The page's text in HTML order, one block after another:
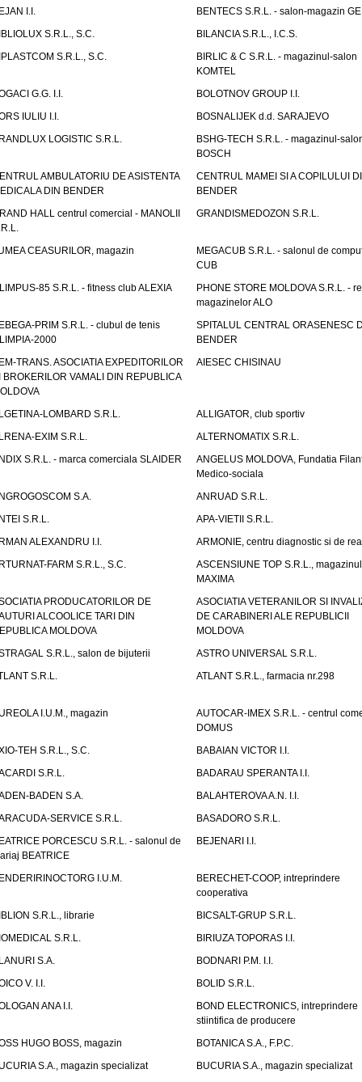
I.I.
BENTECS S.R.L. - salon-magazin
S.R.L., S.C.
BILANCIA S.R.L., I.C.S.
S.R.L., S.C.
BIRLIC & C S.R.L. - magazinul-salon
KOMTEL
G.G. I.I.
BOLOTNOV GROUP I.I.
IULIU I.I.
BOSNALIJEK d.d. SARAJEVO
LOGISTIC S.R.L.
BSHG-TECH S.R.L. - magazinul-
BOSCH
AMBULATORIU DE ASISTENTA
DIN BENDER
CENTRUL MAMEI SI A COPILULUI
BENDER
HALL centrul comercial - MANOLII
GRANDISMEDOZON S.R.L.
CEASURILOR, magazin
MEGACUB S.R.L. - salonul de
CUB
85 S.R.L. - fitness club ALEXIA
PHONE STORE MOLDOVA S.R.L. -
magazinelor ALO
PRIM S.R.L. - clubul de tenis
2000
SPITALUL CENTRAL ORASENESC
BENDER
TRANS. ASOCIATIA EXPEDITORILOR
BROKERILOR VAMALI DIN REPUBLICA
AIESEC CHISINAU
LOMBARD S.R.L.
ALLIGATOR, club sportiv
EXIM S.R.L.
ALTERNOMATIX S.R.L.
S.R.L. - marca comerciala SLAIDER
ANGELUS MOLDOVA, Fundatia
Medico-sociala
S.A.
ANRUAD S.R.L.
S.R.L.
APA-VIETII S.R.L.
ALEXANDRU I.I.
ARMONIE, centru diagnostic si de
FARM S.R.L., S.C.
ASCENSIUNE TOP S.R.L., magazinul
MAXIMA
PRODUCATORILOR DE
ALCOOLICE TARI DIN
MOLDOVA
ASOCIATIA VETERANILOR SI
DE CARABINERI ALE REPUBLICII
MOLDOVA
S.R.L., salon de bijuterii
ASTRO UNIVERSAL S.R.L.
S.R.L.
ATLANT S.R.L., farmacia nr.298
I.U.M., magazin
AUTOCAR-IMEX S.R.L. - centrul
DOMUS
TEH S.R.L., S.C.
BABAIAN VICTOR I.I.
S.R.L.
BADARAU SPERANTA I.I.
BADEN S.A.
BALAHTEROVA A.N. I.I.
SERVICE S.R.L.
BASADORO S.R.L.
PORCESCU S.R.L. - salonul de
BEATRICE
BEJENARI I.I.
I.U.M.
BERECHET-COOP, intreprindere
cooperativa
S.R.L., librarie
BICSALT-GRUP S.R.L.
S.R.L.
BIRIUZA TOPORAS I.I.
S.A.
BODNARI P.M. I.I.
V. I.I.
BOLID S.R.L.
ANA I.I.
BOND ELECTRONICS, intreprindere
stiintifica de producere
HUGO BOSS, magazin
BOTANICA S.A., F.P.C.
S.A., magazin specializat
BUCURIA S.A., magazin specializat